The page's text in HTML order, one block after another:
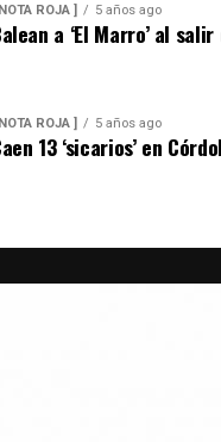
ROJA ] 5 años ago
a ‘El Marro’ al
ROJA ] 5 años ago
13 ‘sicarios’ en